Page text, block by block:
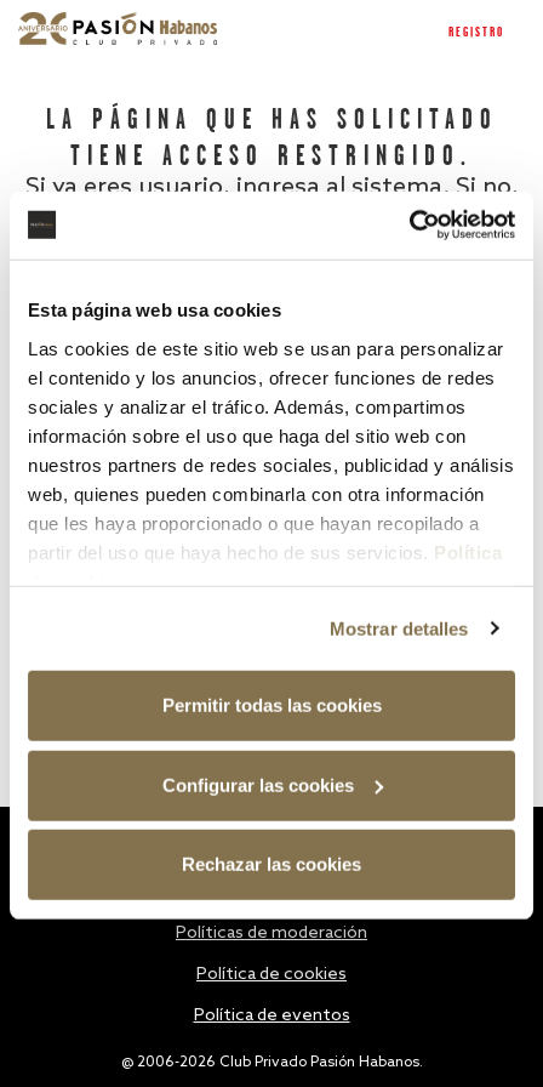
Esta página web usa cookies
Las cookies de este sitio web se usan para personalizar
el contenido y los anuncios, ofrecer funciones de redes
sociales y analizar el tráfico. Además, compartimos
información sobre el uso que haga del sitio web con
nuestros partners de redes sociales, publicidad y análisis
web, quienes pueden combinarla con otra información
que les haya proporcionado o que hayan recopilado a
partir del uso que haya hecho de sus servicios. Política
Mostrar detalles
Permitir todas las cookies
Configurar las cookies
Rechazar las cookies
REGISTRO
LA PÁGINA QUE HAS SOLICITADO
TIENE ACCESO RESTRINGIDO.
Si ya eres usuario, ingresa al sistema. Si no,
¿Has olvidado tu contraseña?
@ 2006-2026 Club Privado Pasión Habanos.
Políticas de moderación
Política de cookies
Política de eventos